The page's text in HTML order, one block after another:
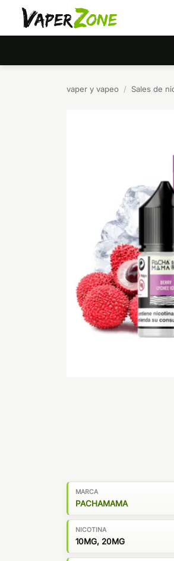
Saltar
contenido
vaper y vapeo / Sales de
MARCA
PACHAMAMA
NICOTINA
10MG, 20MG